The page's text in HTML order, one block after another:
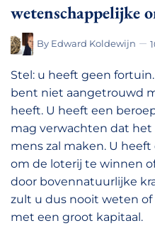
wetenschappelijke
By Edward Koldewijn
Stel: u heeft geen
bent niet aangetrouwd
heeft. U heeft een
mag verwachten dat
mens zal maken. U
om de loterij te winnen
door bovennatuurlijke
zult u dus nooit weten
met een groot kapitaal.